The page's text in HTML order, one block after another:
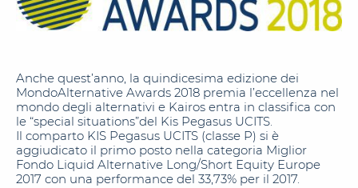
Anche quest’anno, la quindicesima edizione dei
MondoAlternative Awards 2018 premia l’eccellenza nel
mondo degli alternativi e Kairos entra in classifica con
le “special situations”del Kis Pegasus UCITS.
Il comparto KIS Pegasus UCITS (classe P) si è
aggiudicato il primo posto nella categoria Miglior
Fondo Liquid Alternative Long/Short Equity Europe
2017 con una performance del 33,73% per il 2017.